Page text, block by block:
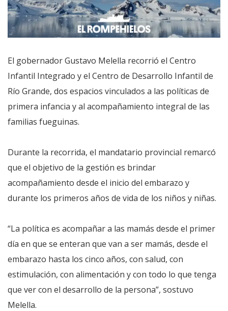
El gobernador Gustavo Melella recorrió el Centro
Infantil Integrado y el Centro de Desarrollo Infantil de
Río Grande, dos espacios vinculados a las políticas de
primera infancia y al acompañamiento integral de las
familias fueguinas.
Durante la recorrida, el mandatario provincial remarcó
que el objetivo de la gestión es brindar
acompañamiento desde el inicio del embarazo y
durante los primeros años de vida de los niños y niñas.
“La política es acompañar a las mamás desde el primer
día en que se enteran que van a ser mamás, desde el
embarazo hasta los cinco años, con salud, con
estimulación, con alimentación y con todo lo que tenga
que ver con el desarrollo de la persona”, sostuvo
Melella.